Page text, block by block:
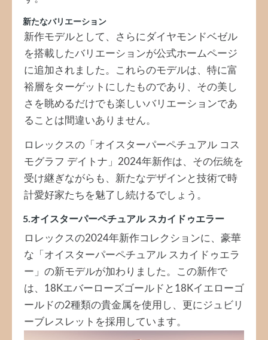
新たなバリエーション
新作モデルとして、さらにダイヤモンドベゼル
を搭載したバリエーションが公式ホームページ
に追加されました。これらのモデルは、特に富
裕層をターゲットにしたものであり、その美し
さを眺めるだけでも楽しいバリエーションであ
ることは間違いありません。
ロレックスの「オイスターパーペチュアル コス
モグラフ デイトナ」2024年新作は、その伝統を
受け継ぎながらも、新たなデザインと技術で時
計愛好家たちを魅了し続けるでしょう。
5.オイスターパーペチュアル スカイドゥエラー
ロレックスの2024年新作コレクションに、豪華
な「オイスターパーペチュアル スカイドゥエラ
ー」の新モデルが加わりました。この新作で
は、18Kエバーローズゴールドと18Kイエローゴ
ールドの2種類の貴金属を使用し、更にジュビリ
ーブレスレットを採用しています。